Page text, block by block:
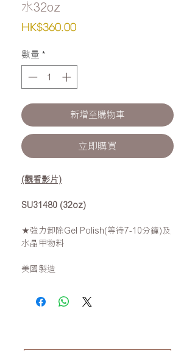
水32oz
HK$360.00價
數量 *
新增至購物車
立即購買
(觀看影片)
SU31480 (32oz)
★強力卸除Gel Polish(等待7-10分鐘)及
水晶甲物料
美國製造